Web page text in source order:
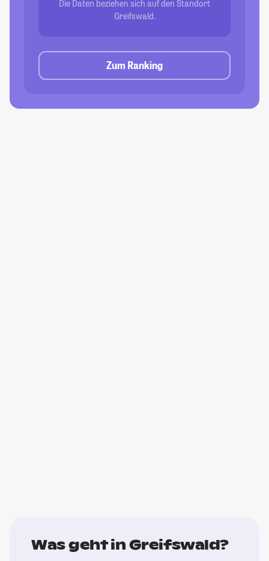
Die Daten beziehen sich auf den Standort
Greifswald.
Zum Ranking
Was geht in Greifswald?